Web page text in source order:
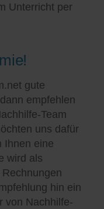
Unterricht per
gute
empfehlen
Team
uns dafür
Ihnen eine
wird als
hin ein
von Nachhilfe-